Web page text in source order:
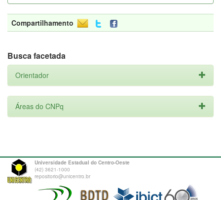
Compartilhamento
Busca facetada
Orientador
Áreas do CNPq
Universidade Estadual do Centro-Oeste
(42) 3621-1000
repositorio@unicentro.br